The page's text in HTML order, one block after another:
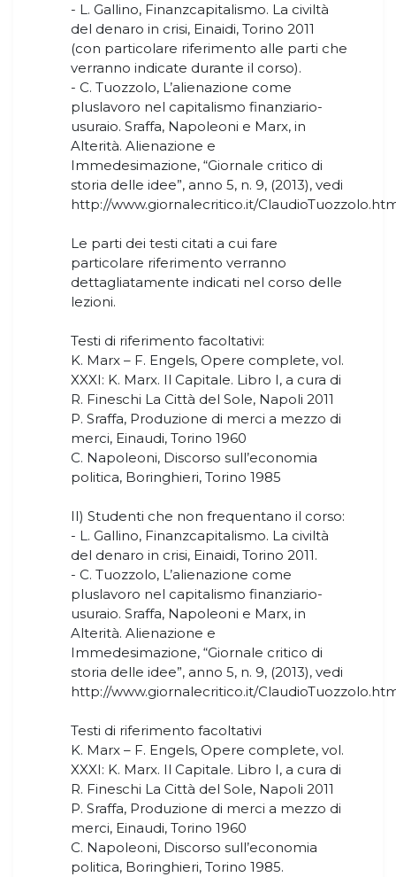
- L. Gallino, Finanzcapitalismo. La civiltà
del denaro in crisi, Einaidi, Torino 2011
(con particolare riferimento alle parti che
verranno indicate durante il corso).
- C. Tuozzolo, L’alienazione come
pluslavoro nel capitalismo finanziario-
usuraio. Sraffa, Napoleoni e Marx, in
Alterità. Alienazione e
Immedesimazione, “Giornale critico di
storia delle idee”, anno 5, n. 9, (2013), vedi
http://www.giornalecritico.it/
Le parti dei testi citati a cui fare
particolare riferimento verranno
dettagliatamente indicati nel corso delle
lezioni.
Testi di riferimento facoltativi:
K. Marx – F. Engels, Opere complete, vol.
XXXI: K. Marx. Il Capitale. Libro I, a cura di
R. Fineschi La Città del Sole, Napoli 2011
P. Sraffa, Produzione di merci a mezzo di
merci, Einaudi, Torino 1960
C. Napoleoni, Discorso sull’economia
politica, Boringhieri, Torino 1985
II) Studenti che non frequentano il corso:
- L. Gallino, Finanzcapitalismo. La civiltà
del denaro in crisi, Einaidi, Torino 2011.
- C. Tuozzolo, L’alienazione come
pluslavoro nel capitalismo finanziario-
usuraio. Sraffa, Napoleoni e Marx, in
Alterità. Alienazione e
Immedesimazione, “Giornale critico di
storia delle idee”, anno 5, n. 9, (2013), vedi
http://www.giornalecritico.it/
Testi di riferimento facoltativi
K. Marx – F. Engels, Opere complete, vol.
XXXI: K. Marx. Il Capitale. Libro I, a cura di
R. Fineschi La Città del Sole, Napoli 2011
P. Sraffa, Produzione di merci a mezzo di
merci, Einaudi, Torino 1960
C. Napoleoni, Discorso sull’economia
politica, Boringhieri, Torino 1985.